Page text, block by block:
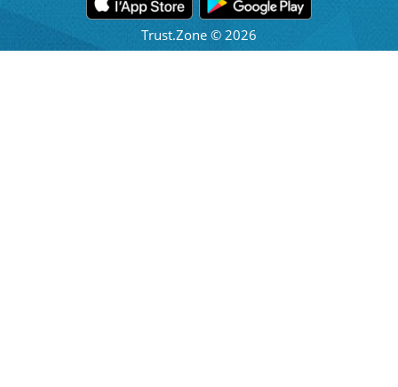
Trust.Zone © 2026